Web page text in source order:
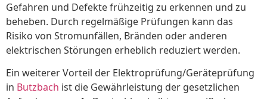
Gefahren und Defekte frühzeitig zu erkennen und zu
beheben. Durch regelmäßige Prüfungen kann das
Risiko von Stromunfällen, Bränden oder anderen
elektrischen Störungen erheblich reduziert werden.
Ein weiterer Vorteil der Elektroprüfung/Geräteprüfung
in Butzbach ist die Gewährleistung der gesetzlichen